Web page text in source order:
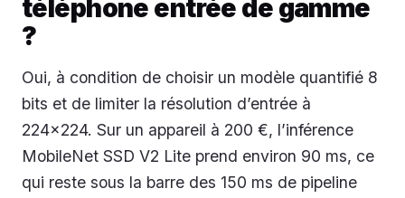
téléphone entrée de gamme
?
Oui, à condition de choisir un modèle quantifié 8
bits et de limiter la résolution d’entrée à
224×224. Sur un appareil à 200 €, l’inférence
MobileNet SSD V2 Lite prend environ 90 ms, ce
qui reste sous la barre des 150 ms de pipeline